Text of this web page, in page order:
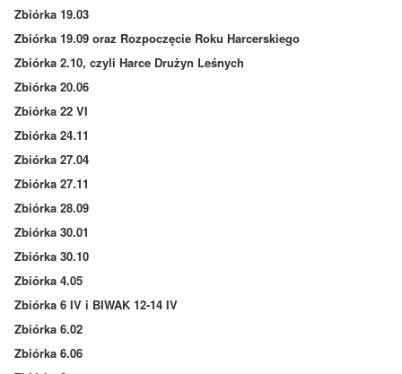
Zbiórka 19.03
Zbiórka 19.09 oraz Rozpoczęcie Roku Harcerskiego
Zbiórka 2.10, czyli Harce Drużyn Leśnych
Zbiórka 20.06
Zbiórka 22 VI
Zbiórka 24.11
Zbiórka 27.04
Zbiórka 27.11
Zbiórka 28.09
Zbiórka 30.01
Zbiórka 30.10
Zbiórka 4.05
Zbiórka 6 IV i BIWAK 12-14 IV
Zbiórka 6.02
Zbiórka 6.06